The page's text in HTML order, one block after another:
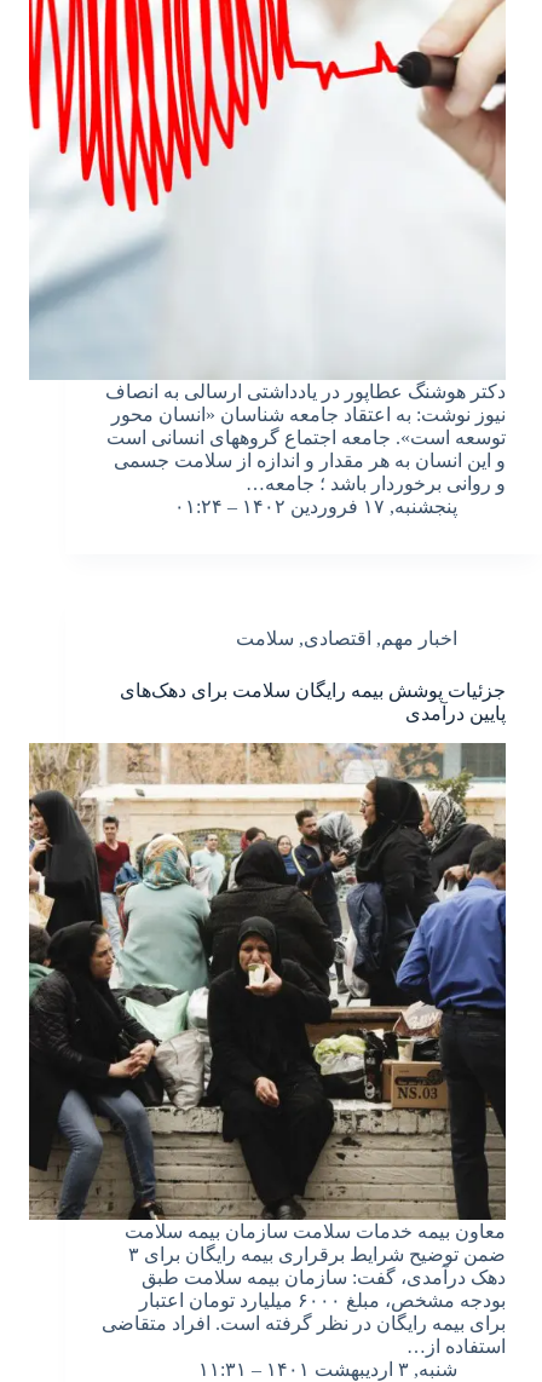
دکتر هوشنگ عطاپور در یادداشتی ارسالی به انصاف
نیوز نوشت: به اعتقاد جامعه شناسان «انسان محور
توسعه است». جامعه اجتماع گروههای انسانی است
و این انسان به هر مقدار و اندازه از سلامت جسمی
و روانی برخوردار باشد ؛ جامعه…
پنجشنبه, ۱۷ فروردین ۱۴۰۲ – ۰۱:۲۴
اخبار مهم, اقتصادی, سلامت
جزئیات پوشش بیمه رایگان سلامت برای دهک‌های
پایین درآمدی
معاون بیمه خدمات سلامت سازمان بیمه سلامت
ضمن توضیح شرایط برقراری بیمه رایگان برای ۳
دهک درآمدی، گفت: سازمان بیمه سلامت طبق
بودجه مشخص، مبلغ ۶۰۰۰ میلیارد تومان اعتبار
برای بیمه رایگان در نظر گرفته‌ است. افراد متقاضی
استفاده از…
شنبه, ۳ اردیبهشت ۱۴۰۱ – ۱۱:۳۱